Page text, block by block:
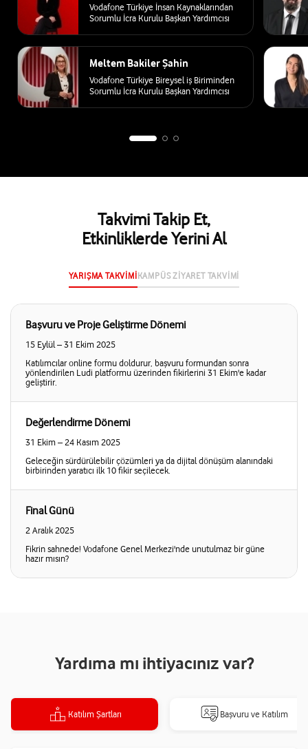
Vodafone Türkiye İnsan Kaynaklarından
Sorumlu İcra Kurulu Başkan Yardımcısı
Meltem Bakiler Şahin
Vodafone Türkiye Bireysel iş Biriminden
Sorumlu İcra Kurulu Başkan Yardımcısı
Takvimi Takip Et,
Etkinliklerde Yerini Al
YARIŞMA TAKVİMİKAMPÜS ZİYARET TAKVİMİ
Başvuru ve Proje Geliştirme Dönemi
15 Eylül – 31 Ekim 2025
Katılımcılar online formu doldurur, başvuru formundan sonra
yönlendirilen Ludi platformu üzerinden fikirlerini 31 Ekim'e kadar
geliştirir.
Değerlendirme Dönemi
31 Ekim – 24 Kasım 2025
Geleceğin sürdürülebilir çözümleri ya da dijital dönüşüm alanındaki
birbirinden yaratıcı ilk 10 fikir seçilecek.
Final Günü
2 Aralık 2025
Fikrin sahnede! Vodafone Genel Merkezi'nde unutulmaz bir güne
hazır mısın?
Yardıma mı ihtiyacınız var?
Katılım Şartları Başvuru ve Katılım